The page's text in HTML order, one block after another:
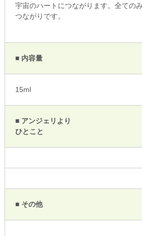
宇宙のハートにつながります。全ての
つながりです。
■ 内容量
15ml
■ アンジェリより
ひとこと
■ その他